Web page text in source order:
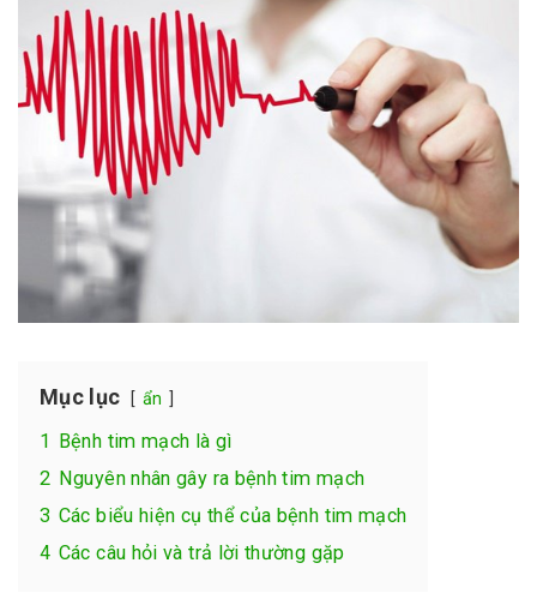
Mục lục ẩn
1
Bệnh tim mạch là gì
2 Nguyên nhân gây ra bệnh tim mạch
3 Các biểu hiện cụ thể của bệnh tim mạch
4 Các câu hỏi và trả lời thường gặp